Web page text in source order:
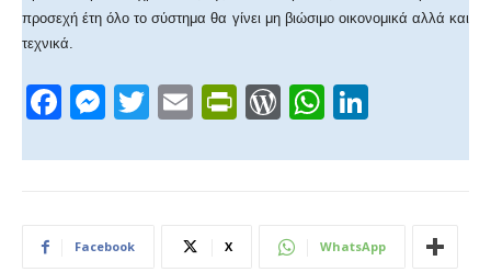
προσεχή έτη όλο το σύστημα θα γίνει μη βιώσιμο οικονομικά αλλά και
τεχνικά.
F
c
b
M
ss
n
T
tt
E
ail
Pr
tF
W
d
e
W
at
A
k
dI
Facebook X WhatsApp